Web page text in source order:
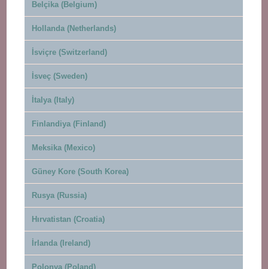
Belçika (Belgium)
Hollanda (Netherlands)
İsviçre (Switzerland)
İsveç (Sweden)
İtalya (Italy)
Finlandiya (Finland)
Meksika (Mexico)
Güney Kore (South Korea)
Rusya (Russia)
Hırvatistan (Croatia)
İrlanda (Ireland)
Polonya (Poland)